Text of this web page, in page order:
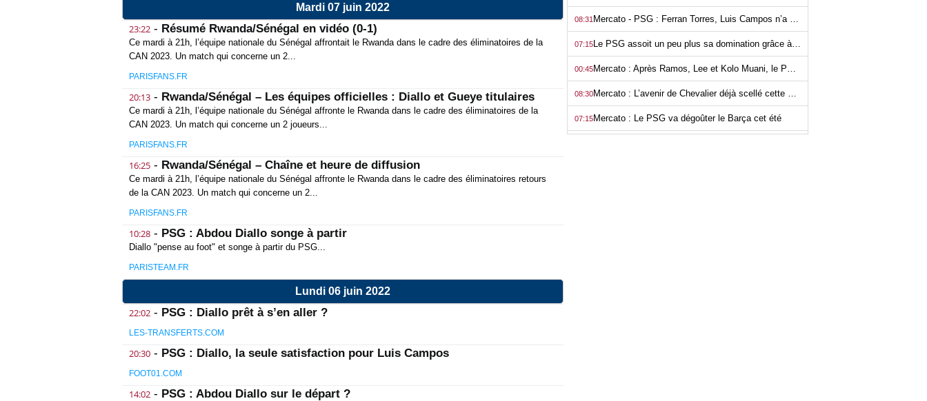
Mardi 07 juin 2022
23:22 - Résumé Rwanda/Sénégal en vidéo (0-1)
Ce mardi à 21h, l’équipe nationale du Sénégal affrontait le Rwanda dans le cadre des éliminatoires de la
CAN 2023. Un match qui concerne un 2...
PARISFANS.FR
20:13 - Rwanda/Sénégal – Les équipes officielles : Diallo et Gueye titulaires
Ce mardi à 21h, l’équipe nationale du Sénégal affronte le Rwanda dans le cadre des éliminatoires de la
CAN 2023. Un match qui concerne un 2 joueurs...
PARISFANS.FR
16:25 - Rwanda/Sénégal – Chaîne et heure de diffusion
Ce mardi à 21h, l’équipe nationale du Sénégal affronte le Rwanda dans le cadre des éliminatoires retours
de la CAN 2023. Un match qui concerne un 2...
PARISFANS.FR
10:28 - PSG : Abdou Diallo songe à partir
Diallo "pense au foot" et songe à partir du PSG...
PARISTEAM.FR
Lundi 06 juin 2022
22:02 - PSG : Diallo prêt à s’en aller ?
LES-TRANSFERTS.COM
20:30 - PSG : Diallo, la seule satisfaction pour Luis Campos
FOOT01.COM
14:02 - PSG : Abdou Diallo sur le départ ?
08:31 Mercato - PSG : Ferran Torres, Luis Campos n’a plus les cartes en main…
07:15 Le PSG assoit un peu plus sa domination grâce à l’IA ?
00:45 Mercato : Après Ramos, Lee et Kolo Muani, le PSG prend la confiance !
08:30 Mercato : L’avenir de Chevalier déjà scellé cette semaine ?
07:15Mercato : Le PSG va dégoûter le Barça cet été